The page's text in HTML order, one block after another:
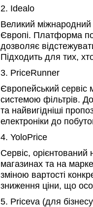
2. Idealo
Великий міжнародний
Європі. Платформа
дозволяє
Підходить для тих,
3. PriceRunner
Європейський сервіс
системою фільтрів.
та найвигідніші
електроніки до
4. YoloPrice
Сервіс, орієнтований
магазинах та на
зміною вартості
зниження ціни, що
5. Priceva (для